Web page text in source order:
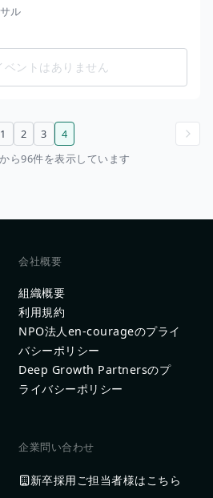
ル
ベントはありません
1 2 3
4
ら96件を表示しています
会社概要
組織概要
利用規約
NPO法人en-courageのプライ
バシーポリシー
Deep Growth Partnersのプ
ライバシーポリシー
企業問い合わせ
新卒採用ご担当者様はこちら